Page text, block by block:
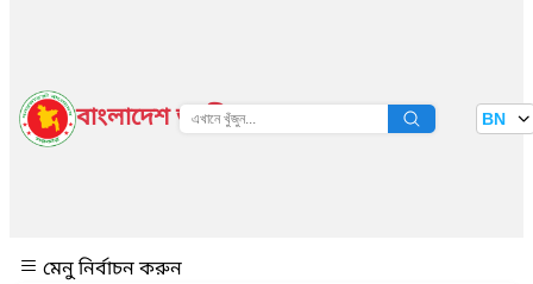
বাংলাদেশ জাতীয় তথ্য বাতায়ন BN
মেনু নির্বাচন করুন